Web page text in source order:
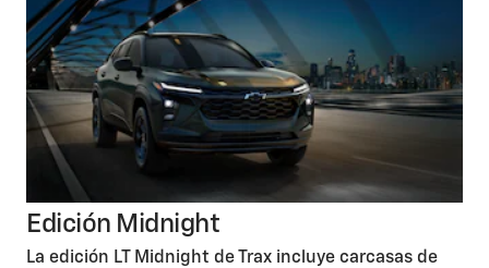
Edición Midnight
La edición LT Midnight de Trax incluye carcasas de